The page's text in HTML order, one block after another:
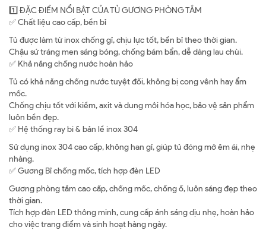
1️⃣ ĐẶC ĐIỂM NỔI BẬT CỦA TỦ GƯƠNG PHÒNG TẮM
✅ Chất liệu cao cấp, bền bỉ
Tủ được làm từ inox chống gỉ, chịu lực tốt, bền bỉ theo thời gian.
Chậu sứ tráng men sáng bóng, chống bám bẩn, dễ dàng lau chùi.
✅ Khả năng chống nước hoàn hảo
Tủ có khả năng chống nước tuyệt đối, không bị cong vênh hay ẩm
mốc.
Chống chịu tốt với kiềm, axit và dung môi hóa học, bảo vệ sản phẩm
luôn bền đẹp.
✅ Hệ thống ray bi & bản lề inox 304
Sử dụng inox 304 cao cấp, không han gỉ, giúp tủ đóng mở êm ái, nhẹ
nhàng.
✅ Gương Bỉ chống mốc, tích hợp đèn LED
Gương phòng tắm cao cấp, chống mốc, chống ố, luôn sáng đẹp theo
thời gian.
Tích hợp đèn LED thông minh, cung cấp ánh sáng dịu nhẹ, hoàn hảo
cho việc trang điểm và sinh hoạt hàng ngày.